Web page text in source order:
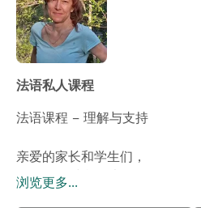
法语私人课程
法语课程 – 理解与支持
亲爱的家长和学生们，
如果您有时觉得法语很难、令人
浏览更多...